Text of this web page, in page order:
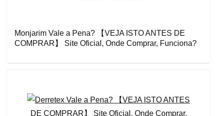
Monjarim Vale a Pena? 【VEJA ISTO ANTES DE
COMPRAR】 Site Oficial, Onde Comprar, Funciona?